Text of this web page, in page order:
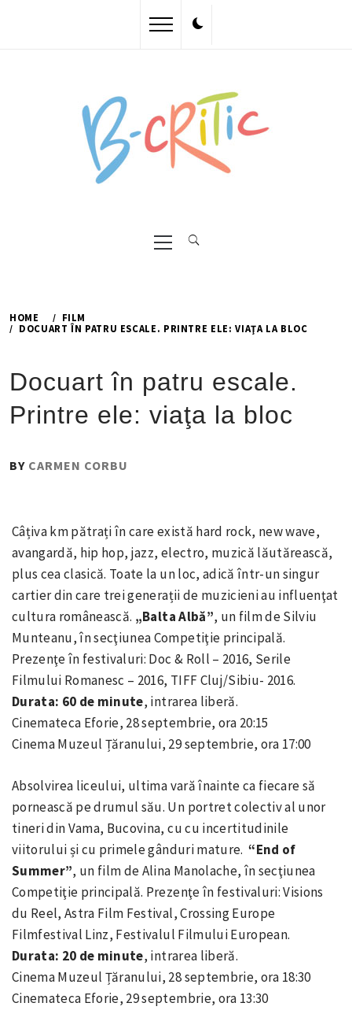
Primary
Menu
HOME
FILM
DOCUART ÎN PATRU ESCALE. PRINTRE ELE: VIAŢA LA BLOC
Docuart în patru escale.
Printre ele: viaţa la bloc
PUBLISHED
27
SEPTEMBRIE
BY CARMEN CORBU
Câțiva km pătrați în care există hard rock, new wave,
avangardă, hip hop, jazz, electro, muzică lăutărească,
plus cea clasică. Toate la un loc, adică într-un singur
cartier din care trei generații de muzicieni au influenţat
cultura românească. „Balta Albă”, un film de Silviu
Munteanu, în secţiunea Competiţie principală.
Prezenţe în festivaluri: Doc & Roll – 2016, Serile
Filmului Romanesc – 2016, TIFF Cluj/Sibiu- 2016.
Durata: 60 de minute, intrarea liberă.
Cinemateca Eforie, 28 septembrie, ora 20:15
Cinema Muzeul Țăranului, 29 septembrie, ora 17:00
Absolvirea liceului, ultima vară înainte ca fiecare să
pornească pe drumul său. Un portret colectiv al unor
tineri din Vama, Bucovina, cu cu incertitudinile
viitorului și cu primele gânduri mature.“End of
Summer”, un film de Alina Manolache, în secţiunea
Competiţie principală. Prezenţe în festivaluri: Visions
du Reel, Astra Film Festival, Crossing Europe
Filmfestival Linz, Festivalul Filmului European.
Durata: 20 de minute, intrarea liberă.
Cinema Muzeul Țăranului, 28 septembrie, ora 18:30
Cinemateca Eforie, 29 septembrie, ora 13:30